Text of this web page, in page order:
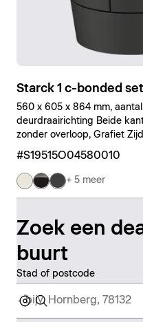
Starck 1 c-bonded
560 x 605 x 864 mm,
deurdraairichting Beide
zonder overloop, Grafiet
#S19515O04580010
+ 5 meer
Zoek een
buurt
Stad of postcode